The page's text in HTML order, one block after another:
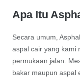
Apa Itu
Secara umum,
aspal cair yang kami
permukaan jalan.
bakar maupun aspal